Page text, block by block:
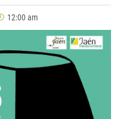
12:00 am